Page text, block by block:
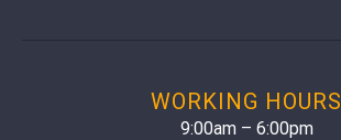
WORKING HOURS
9:00am – 6:00pm